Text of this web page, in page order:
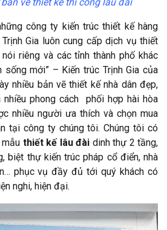
công ty kiến trúc thiết kế hàng
Gia luôn cung cấp dịch vụ thiết
riêng và các tỉnh thành phố khác
sống mới” – Kiến trúc Trịnh Gia của
nhiều bản vẽ thiết kế nhà dân đẹp,
phong cách phối hợp hài hòa
nhiều người ưa thích và chọn mua
tại công ty chúng tôi. Chúng tôi có
thiết kế lâu đài dinh thự 2 tầng,
biệt thự kiến trúc pháp cổ điển, nhà
phục vụ đầy đủ tới quý khách có
nghi, hiện đại.